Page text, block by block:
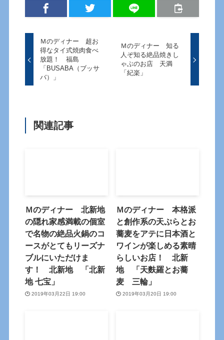
Ｍのディナー 超お
得なタイ式焼肉食べ
放題！ 福島
「BUSABA（ブッサ
バ）」
Ｍのディナー 知る
人ぞ知る絶品焼きし
ゃぶのお店 天満
「紀楽」
関連記事
Ｍのディナー 北新地
の隠れ家感満載の個室
で名物の絶品火鍋のコ
ースがとてもリーズナ
ブルにいただけま
す！ 北新地 「北新
地 七宝」
2019年03月22日 19:00
Ｍのディナー 本格派
と創作系の天ぷらとお
蕎麦をアテに日本酒と
ワインが楽しめる素晴
らしいお店！ 北新
地 「天麩羅とお蕎
麦 三輪」
2019年03月20日 19:00